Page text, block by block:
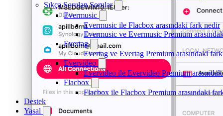
Sıkça Sorulan Sorular
Evermusic
Evermusic ile Flacbox arasındaki fark nedir
Evermusic ve Evermusic Premium
Evertag
Evertag ve Evertag Premium arasındaki
Evervideo
Evervideo ile Evervideo Premium
Flacbox
Flacbox ile Flacbox Premium arasındaki
Destek
Yasal